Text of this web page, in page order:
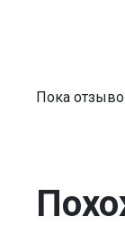
Пока